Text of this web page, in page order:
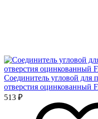
Соединитель угловой для
отверстия оцинкованный
513 ₽